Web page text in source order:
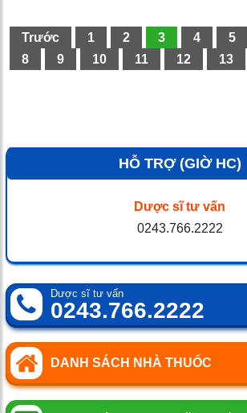
Trước 1 2 3 4 5
8
9 10 11 12 13
HỖ TRỢ (GIỜ HC)
Dược sĩ tư vấn
0243.766.2222
Dược sĩ tư vấn
0243.766.2222
DANH SÁCH NHÀ THUỐC